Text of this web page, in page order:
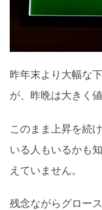
昨年末より大幅な
が、昨晩は大きく
このまま上昇を続
いる人もいるかも
えていません。
残念ながらグロー